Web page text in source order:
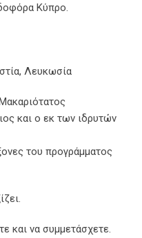
Κύπρο.
Λευκωσία
και ο εκ των ιδρυτών
του προγράμματος
και να συμμετάσχετε.